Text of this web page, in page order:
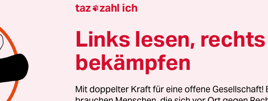
Berufung des Linken-Politikers Sebastian Scheel zum
für Wohnen ist wieder Ordnung eingekehrt in
Berliner Senat. Jetzt ist Politik wieder Politik, Bewegung
Die Episode um den Aktivisten Andrej Holm, der im
Basisengagiertenden professionellen Verwaltungs- und
taz zahl ich
Links lesen, rechts
bekämpfen
Mit doppelter Kraft für eine offene Gesellschaft!